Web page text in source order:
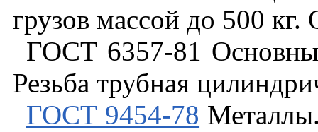
грузов массой до 500
ГОСТ 6357-81
Резьба трубная
ГОСТ 9454-78